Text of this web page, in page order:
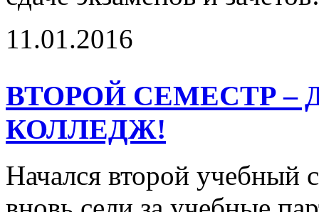
11.01.2016
ВТОРОЙ СЕМЕСТР –
КОЛЛЕДЖ!
Начался второй учебный